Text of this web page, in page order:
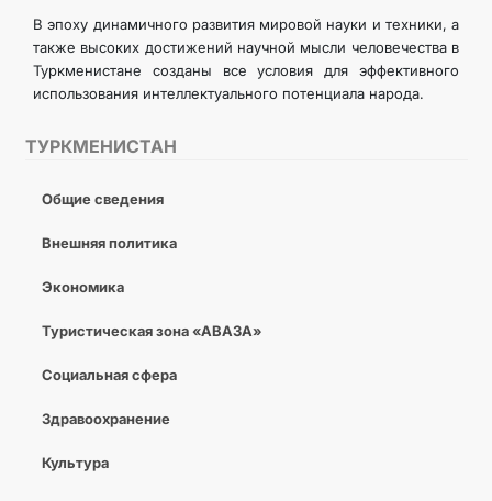
ТУРКМЕНИСТАН
Общие сведения
Внешняя политика
Экономика
Туристическая зона «АВАЗА»
Социальная сфера
Здравоохранение
Культура
В эпоху динамичного развития мировой науки и техники, а
также высоких достижений научной мысли человечества в
Туркменистане созданы все условия для эффективного
использования интеллектуального потенциала народа.